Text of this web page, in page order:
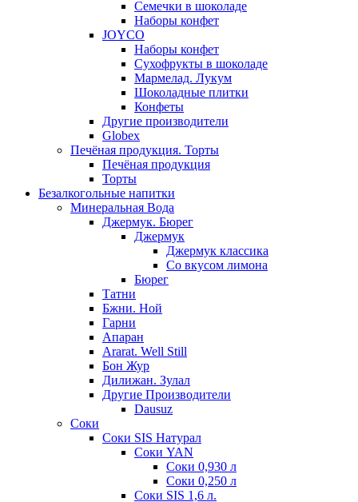
Семечки в шоколаде
Наборы конфет
JOYCO
Наборы конфет
Сухофрукты в шоколаде
Мармелад. Лукум
Шоколадные плитки
Конфеты
Другие производители
Globex
Печёная продукция. Торты
Печёная продукция
Торты
Безалкогольные напитки
Минеральная Вода
Джермук. Бюрег
Джермук
Джермук классика
Со вкусом лимона
Бюрег
Татни
Бжни. Ной
Гарни
Апаран
Ararat. Well Still
Бон Жур
Дилижан. Зулал
Другие Производители
Dausuz
Соки
Соки SIS Натурал
Соки YAN
Соки 0,930 л
Соки 0,250 л
Соки SIS 1,6 л.